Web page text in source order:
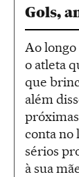
Gols,
Ao
o atleta
que
além
conta no
sérios
à sua